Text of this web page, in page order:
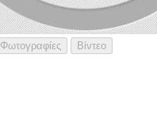
Φωτογραφίες
Βίντεο